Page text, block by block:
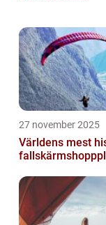
27 november 2025
Världens mest